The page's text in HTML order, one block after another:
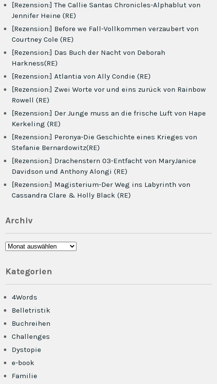
[Rezension:] The Callie Santas Chronicles-Alphablut von
Jennifer Heine (RE)
[Rezension:] Before we Fall-Vollkommen verzaubert von
Courtney Cole (RE)
[Rezension:] Das Buch der Nacht von Deborah
Harkness(RE)
[Rezension:] Atlantia von Ally Condie (RE)
[Rezension:] Zwei Worte vor und eins zurück von Rainbow
Rowell (RE)
[Rezension:] Der Junge muss an die frische Luft von Hape
Kerkeling (RE)
[Rezension:] Peronya-Die Geschichte eines Krieges von
Stefanie Bernardowitz(RE)
[Rezension:] Drachenstern 03-Entfacht von MaryJanice
Davidson und Anthony Alongi (RE)
[Rezension:] Magisterium-Der Weg ins Labyrinth von
Cassandra Clare & Holly Black (RE)
Archiv
Archiv
Kategorien
4Words
Belletristik
Buchreihen
Challenges
Dystopie
e-book
Familie